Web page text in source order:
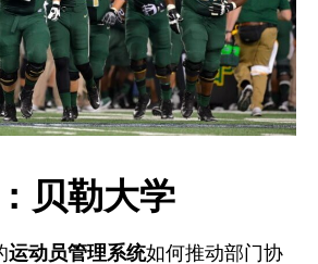
贝勒大学
运动员管理系统如何推动部门协